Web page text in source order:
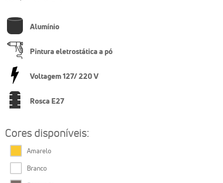
Alumínio
Pintura eletrostática a pó
Voltagem 127/ 220 V
Rosca E27
Cores disponíveis:
Amarelo
Branco